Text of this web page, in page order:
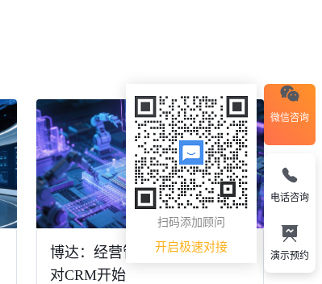
博达：经营管理再升级，从选
对CRM开始
微信咨询
扫码添加顾问
开启极速对接
电话咨询
演示预约